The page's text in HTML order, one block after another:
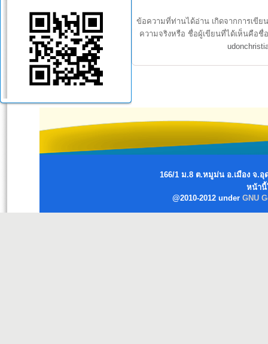
ข้อความที่ท่านได้อ่าน เกิดจากการเขีย
ความจริงหรือ ชื่อผู้เขียนที่ได้เห็นคือ
166/1 ม.8 ต.หมูม่น อ.เมือง จ.อุ
หน้านี้
@2010-2012 under GNU